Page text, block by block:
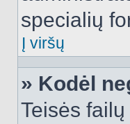
specialių
Į viršų
» Kodėl
Teisės